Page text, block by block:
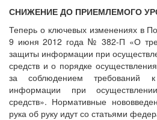
СНИЖЕНИЕ ДО ПРИЕМЛЕМОГО
Теперь о ключевых изменениях в
9 июня 2012 года № 382-П «О
защиты информации при
средств и о порядке
за соблюдением требований
информации при
средств». Нормативные
рука об руку идут со статьями